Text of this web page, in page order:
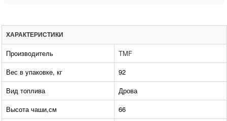
ХАРАКТЕРИСТИКИ
Производитель
TMF
Вес в упаковке, кг
92
Вид топлива
Дрова
Высота чаши,см
66